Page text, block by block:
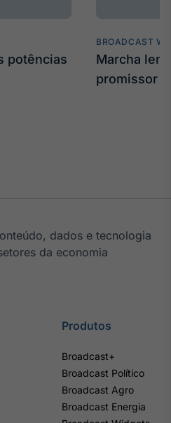
potências
BROADCAST
Marcha
promissor
dados e tecnologia
da economia
Produtos
Broadcast+
Broadcast Político
Broadcast Agro
Broadcast Energia